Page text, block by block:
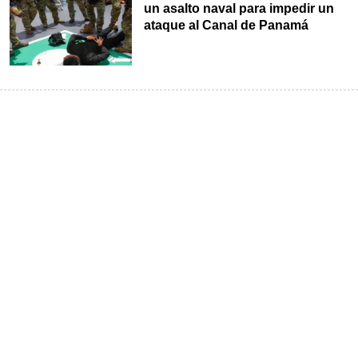
un asalto naval para impedir un
ataque al Canal de Panamá